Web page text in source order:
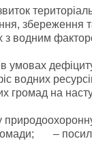
з водним
умовах
водних
громад на
–